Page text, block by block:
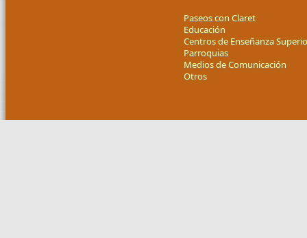
Paseos con Claret
Educación
Centros de Enseñanza
Parroquias
Medios de Comunicación
Otros